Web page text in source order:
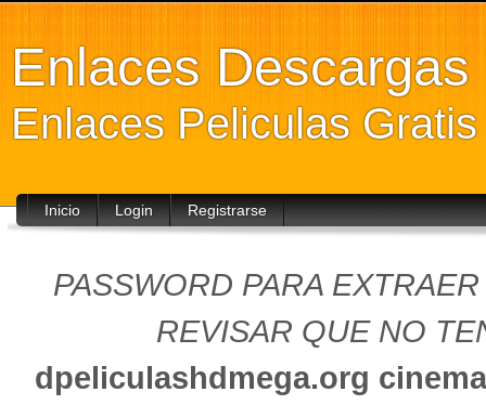
Enlaces
Enlaces Peliculas
Inicio Login Registrarse
PASSWORD PARA
REVISAR QUE NO
dpeliculashdmega.org